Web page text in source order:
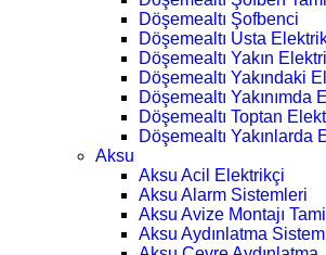
Döşemealtı Şofbenci
Döşemealtı Usta
Döşemealtı Yakın
Döşemealtı Yakındaki
Döşemealtı Yakınımda
Döşemealtı Toptan
Döşemealtı Yakınlarda
Aksu
Aksu Acil Elektrikçi
Aksu Alarm Sistemleri
Aksu Avize Montajı
Aksu Aydınlatma